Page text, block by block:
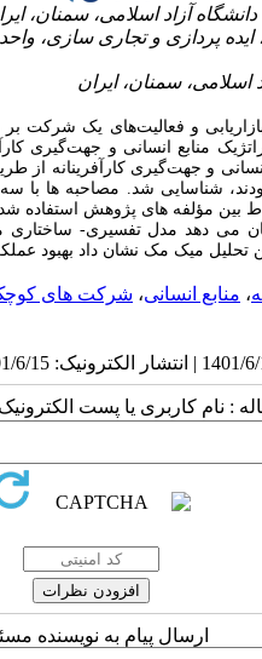
و فعالیت‌های یک
منابع انسانی و جهت‌گیری
می دهد مدل تفسیری-
تحلیل میک مک نشان داد بهبود
، منابع انسانی، شرکت‌ های
: نام کاربری یا پست
ارسال پیام به نویسنده